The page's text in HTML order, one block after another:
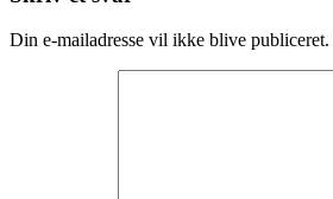
Din e-mailadresse vil ikke blive publiceret.